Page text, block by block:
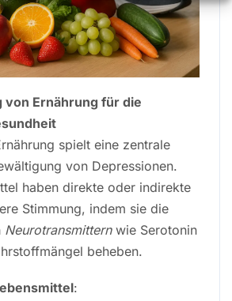
von Ernährung für die
spielt eine zentrale
von Depressionen.
haben direkte oder indirekte
Stimmung, indem sie die
Neurotransmitternwie Serotonin
beheben.
: